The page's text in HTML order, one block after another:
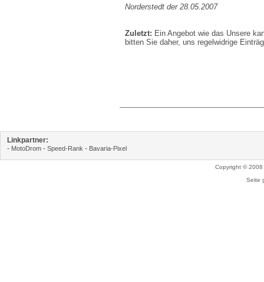
Norderstedt der 28.05.2007
Zuletzt: Ein Angebot wie das Unsere
bitten Sie daher, uns regelwidrige
Linkpartner:
- MotoDrom - Speed-Rank - Bavaria-Pixel
Copyright ©
Seite